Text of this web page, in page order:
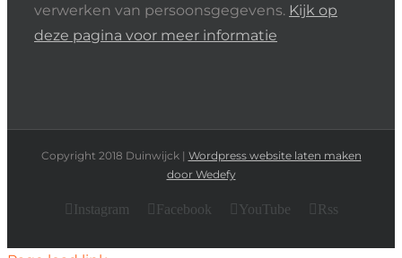
verwerken van persoonsgegevens. Kijk op
deze pagina voor meer informatie
Copyright 2018 Duinwijck | Wordpress website laten maken
door Wedefy
Instagram Facebook YouTube Rss